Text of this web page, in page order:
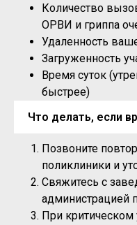
Количество
ОРВИ и гриппа
Удаленность
Загруженность
Время суток
быстрее)
Что делать, если
Позвоните
поликлиники и
Свяжитесь с
администрацией
При критическом